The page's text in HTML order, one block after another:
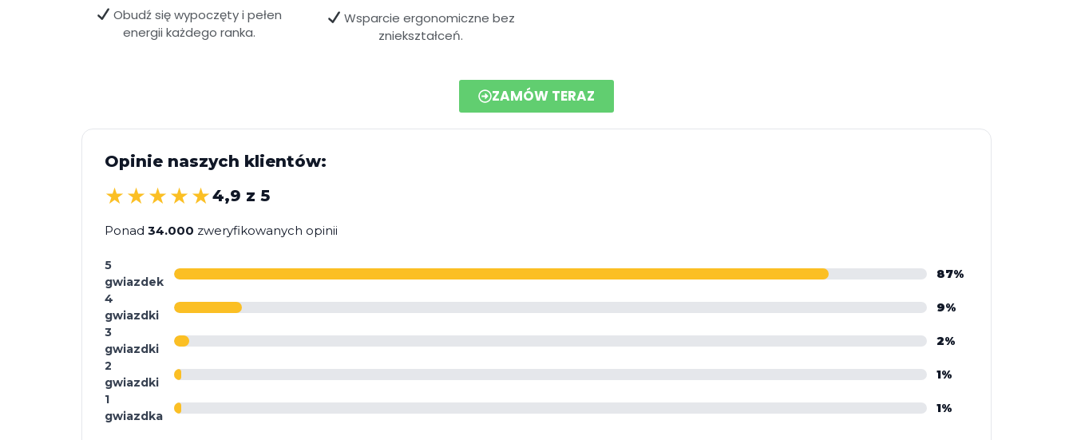
Obudź się wypoczęty i pełen
energii każdego ranka.
Wsparcie ergonomiczne bez
zniekształceń.
ZAMÓW TERAZ
Opinie naszych klientów:
★★★★★4,9 z 5
Ponad 34.000 zweryfikowanych opinii
5
gwiazdek
87%
4
gwiazdki
9%
3
gwiazdki
2%
2
gwiazdki
1%
1
gwiazdka
1%